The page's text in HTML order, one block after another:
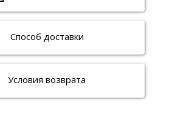
Способ доставки
Условия возврата